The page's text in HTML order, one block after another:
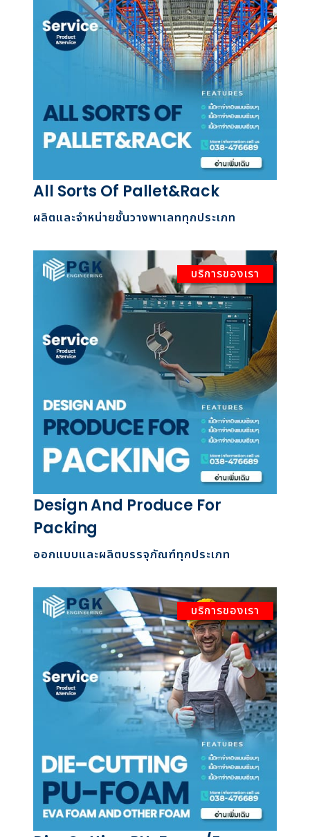
All Sorts Of Pallet&Rack
ผลิตและจำหน่ายชั้นวางพาเลททุกประเภท
บริการของเรา
Design And Produce For
Packing
ออกแบบและผลิตบรรจุภัณฑ์ทุกประเภท
บริการของเรา